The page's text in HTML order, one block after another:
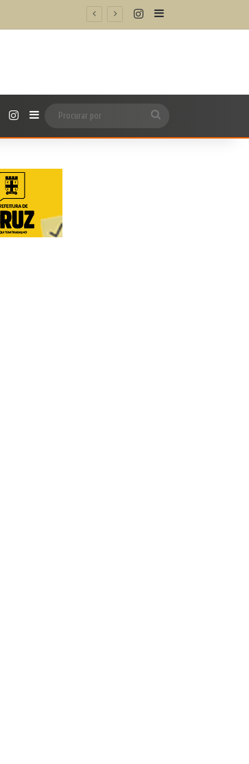
InstagramBarra Lateral
InstagramBarra Lateral
por